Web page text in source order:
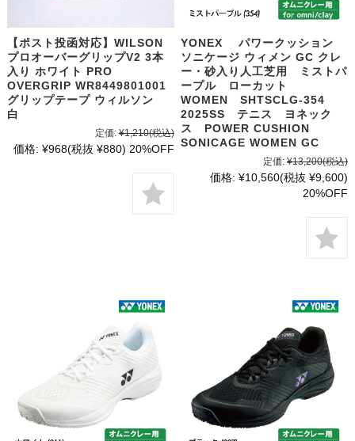
【ポスト投函対応】WILSON
プロオーバーグリップV2 3本
入り ホワイト PRO
OVERGRIP WR8449801001
グリップテープ ウィルソン
白
定価: ¥1,210(税込)
価格: ¥968(税抜 ¥880) 20%OFF
YONEX パワークッション
ソニケージ ウィメン GC クレ
ー・砂入り人工芝用 ミストパ
ープル ローカット
WOMEN SHTSCLG-354
2025SS テニス ヨネック
ス POWER CUSHION
SONICAGE WOMEN GC
定価: ¥13,200(税込)
価格: ¥10,560(税抜 ¥9,600)
20%OFF